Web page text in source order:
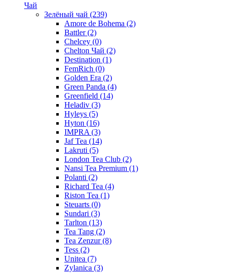
Чай
Зелёный чай (239)
Amore de Bohema (2)
Battler(2)
Chelcey (0)
Chelton Чай (2)
Destination (1)
FemRich (0)
Golden Era (2)
Green Panda (4)
Greenfield (14)
Heladiv (3)
Hyleys (5)
Hyton (16)
IMPRA (3)
Jaf Tea (14)
Lakruti (5)
London Tea Club (2)
Nansi Tea Premium (1)
Polanti (2)
Richard Tea (4)
Riston Tea (1)
Steuarts (0)
Sundari (3)
Tarlton (13)
Tea Tang (2)
Tea Zenzur(8)
Tess (2)
Unitea (7)
Zylanica (3)